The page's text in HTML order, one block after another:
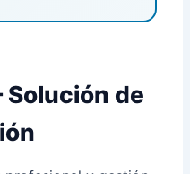
Solución de